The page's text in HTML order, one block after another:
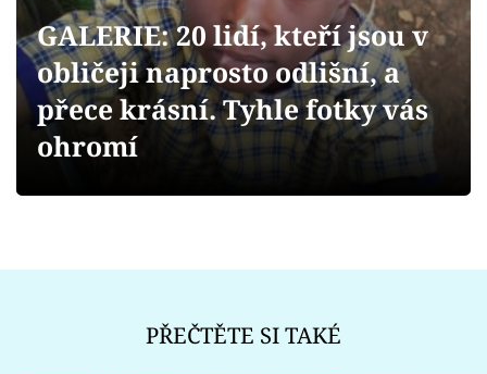
Videa
Sledujte prima+
GALERIE: 20 lidí, kteří jsou v
obličeji naprosto odlišní, a
přece krásní. Tyhle fotky vás
ohromí
PŘEČTĚTE SI TAKÉ